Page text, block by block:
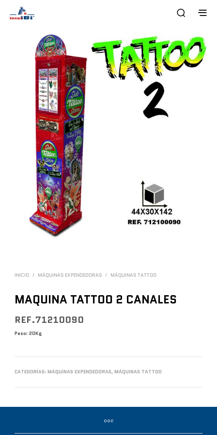
INICIO / MÁQUINAS EXPENDEDORAS / MÁQUINAS TATTOO
MAQUINA TATTOO 2 CANALES
REF.71210090
Peso: 20Kg
CATEGORÍAS: MÁQUINAS EXPENDEDORAS, MÁQUINAS TATTOO